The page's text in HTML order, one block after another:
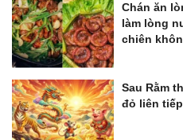
Chán ăn
làm lòng
chiên
Sau Rằm
đỏ liên